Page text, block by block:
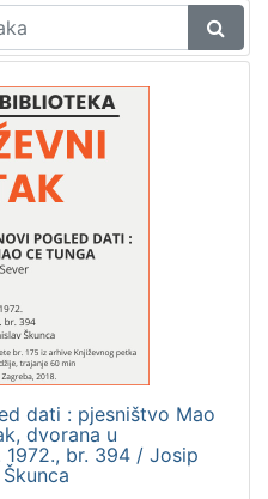
dati : pjesništvo Mao
dvorana u
br. 394 / Josip